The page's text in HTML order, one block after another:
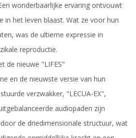
wonderbaarlijke ervaring ontvouwt
in het leven blaast. Wat ze voor hun
was de ultieme expressie in
reproductie.
de nieuwe "LIFES"
en de nieuwste versie van hun
verzwakker, "LECUA-EX",
audiopaden zijn
de driedimensionale structuur, wat